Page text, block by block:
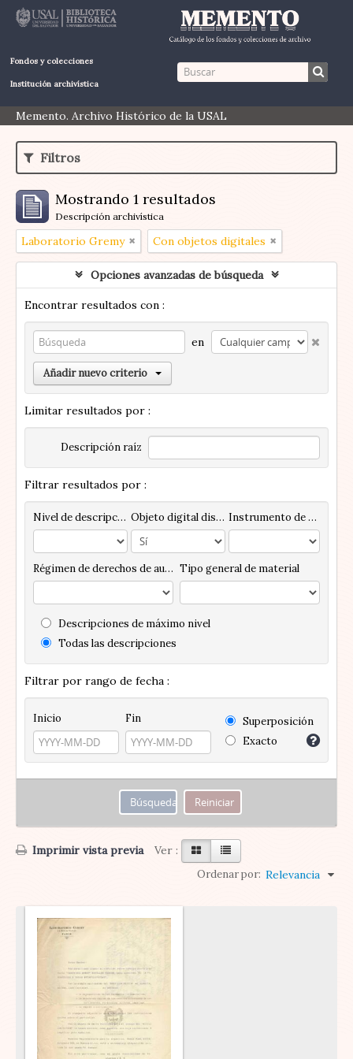
Fondos y colecciones
Institución archivística
Memento. Archivo Histórico de la USAL
Filtros
Mostrando 1 resultados
Descripción archivística
Laboratorio Gremy Con objetos digitales
Opciones avanzadas de búsqueda
Encontrar resultados con :
en
Añadir nuevo criterio
Limitar resultados por :
Descripción raíz
Filtrar resultados por :
Nivel de descripción Objeto digital disponibles Instrumento de descripción
Régimen de derechos de autor Tipo general de material
Descripciones de máximo nivel
Todas las descripciones
Filtrar por rango de fecha :
Inicio Fin
Superposición
Exacto
Imprimir vista previa Ver :
Ordenar por: Relevancia